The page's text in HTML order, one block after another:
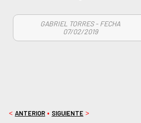
GABRIEL TORRES - FECHA
07/02/2019
< ANTERIOR• SIGUIENTE>